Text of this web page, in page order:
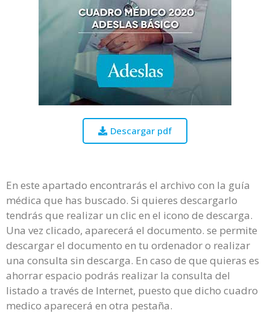
Descargar pdf
En este apartado encontrarás el archivo con la guía
médica que has buscado. Si quieres descargarlo
tendrás que realizar un clic en el icono de descarga.
Una vez clicado, aparecerá el documento. se permite
descargar el documento en tu ordenador o realizar
una consulta sin descarga. En caso de que quieras es
ahorrar espacio podrás realizar la consulta del
listado a través de Internet, puesto que dicho cuadro
medico aparecerá en otra pestaña.